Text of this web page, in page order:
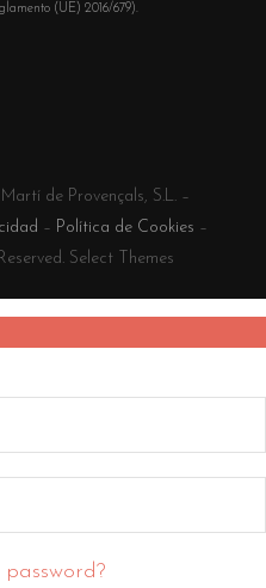
(UE) 2016/679).
de Provençals, S.L. –
– Política de Cookies –
Select Themes